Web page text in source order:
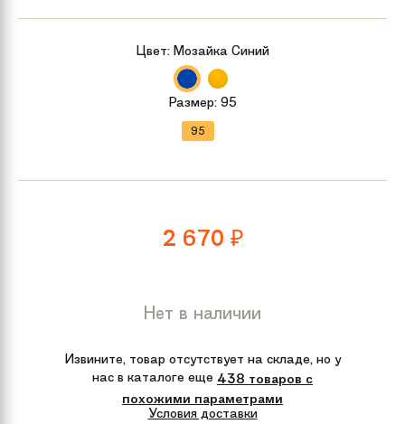
2 670 ₽
Нет в наличии
Извините, товар отсутствует на складе, но у
нас в каталоге еще 438 товаров с
похожими параметрами
Цвет: Мозайка Синий
Размер: 95
95
Условия доставки